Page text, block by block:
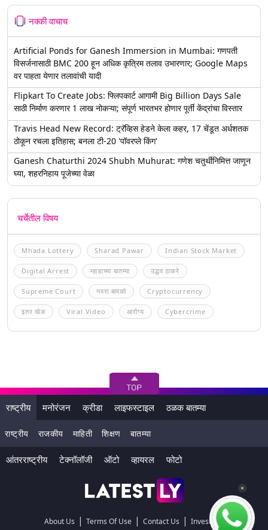
नक्की वाचाच
Artificial Ponds for Ganesh Immersion in Mumbai: गणपती
विसर्जनासाठी BMC 200 हून अधिक कृत्रिम तलाव उभारणार; Google Maps
वर पाहता येणार तलावांची यादी
Flipkart To Create Jobs: फ्लिपकार्ट आगामी Big Billion Days Sale
साठी निर्माण करणार 1 लाख नोकऱ्या; संपूर्ण भारतभर होणार पूर्ती केंद्रांचा विस्तार
Travis Head New Record: ट्रॅव्हिस हेडने केला कहर, 17 चेंडूत अर्धशतक
ठोकून रचला इतिहास; बनला टी-20 'पॉवरप्ले किंग'
Ganesh Chaturthi 2024 Shubh Muhurat: गणेश चतुर्थीनिमित्त जाणून
घ्या, शहरनिहाय पूजेच्या वेळा
चर्चेतील विषय
Mhada Lottery Sharad Pawar Indian Stock Market
Digital Arrest म्हाडाच्या बातम्या उद्धव ठाकरे
Supreme Court नवरा बायको Cryptocurrency
इतर खेळ Viral Video आरोग्य Cybercrime
राष्ट्रीय मनोरंजन क्रीडा लाइफस्टाइल ठळक बातम्या
राष्ट्रीय राजकीय माहिती शिक्षण बातम्या
आंतरराष्ट्रीय टेक्नॉलॉजी ऑटो व्हायरल फोटो
About Us | Terms Of Use | Contact Us | Investors